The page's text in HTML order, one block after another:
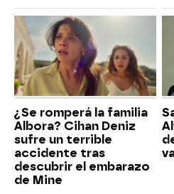
¿Se romperá la familia
Albora? Cihan Deniz
sufre un terrible
accidente tras
descubrir el embarazo
de Mine